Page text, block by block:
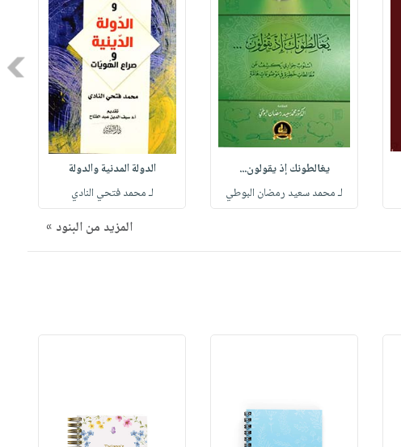
يغالطونك إذ يقولون...
لـ محمد سعيد رمضان البوطي
الدولة المدنية والدولة
لـ محمد فتحي النادي
المزيد من البنود »